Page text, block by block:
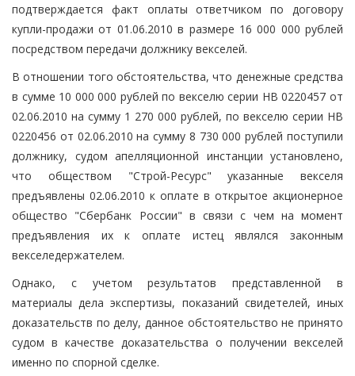
подтверждается факт оплаты ответчиком по договору
купли-продажи от 01.06.2010 в размере 16 000 000 рублей
посредством передачи должнику векселей.
В отношении того обстоятельства, что денежные средства
в сумме 10 000 000 рублей по векселю серии НВ 0220457 от
02.06.2010 на сумму 1 270 000 рублей, по векселю серии НВ
0220456 от 02.06.2010 на сумму 8 730 000 рублей поступили
должнику, судом апелляционной инстанции установлено,
что обществом "Строй-Ресурс" указанные векселя
предъявлены 02.06.2010 к оплате в открытое акционерное
общество "Сбербанк России" в связи с чем на момент
предъявления их к оплате истец являлся законным
векселедержателем.
Однако, с учетом результатов представленной в
материалы дела экспертизы, показаний свидетелей, иных
доказательств по делу, данное обстоятельство не принято
судом в качестве доказательства о получении векселей
именно по спорной сделке.